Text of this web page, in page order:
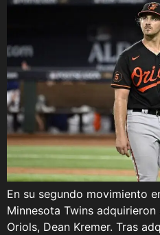
En su segundo movimiento
Minnesota Twins
Oriols, Dean Kremer. Tras